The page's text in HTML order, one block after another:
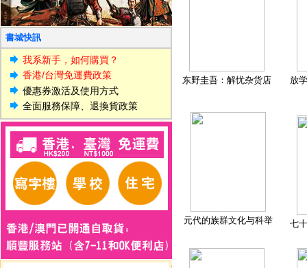
書城快訊
我系新手，如何購買？
香港/台灣免運費政策
優惠券激活及使用方式
全面服務保障、退換貨政策
东野圭吾：解忧杂货店 放
元代的族群文化与科举 七